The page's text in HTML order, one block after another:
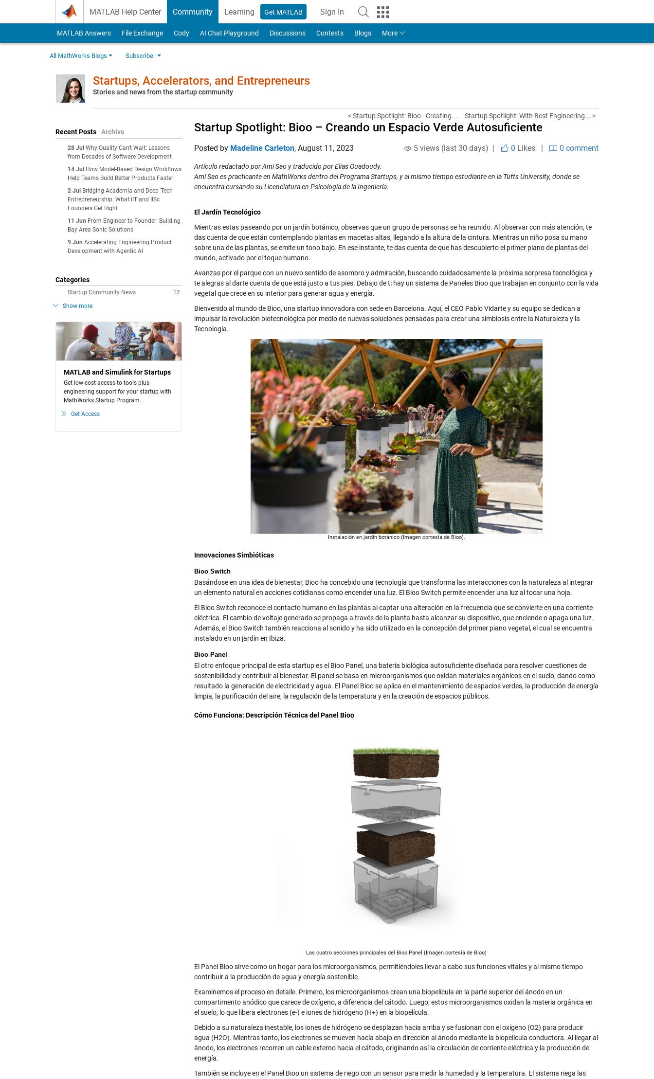
MATLAB Help Center Community Learning Get MATLAB Sign In
to Your MathWorks Account
MATLAB Answers File Exchange Cody AI Chat Playground Discussions Contests Blogs More
All MathWorks Blogs Subscribe
Startups, Accelerators, and Entrepreneurs
Stories and news from the startup community
Recent Posts Archive
28 Jul Why Quality Can't Wait: Lessons
from Decades of Software Development
14 Jul
How Model-Based Design Workflows
Help Teams Build Better Products Faster
2 Jul
Bridging Academia and Deep‑Tech
Entrepreneurship: What IIT and IISc
Founders Get Right
11 Jun From Engineer to Founder: Building
Bay Area Sonic Solutions
9 Jun Accelerating Engineering Product
Development with Agentic AI
Categories
12
Startup Community News
Show more
MATLAB and Simulink for Startups
Get low-cost access to tools plus
engineering support for your startup with
MathWorks Startup Program.
Get Access
< Startup Spotlight: Bioo - Creating... Startup Spotlight: With Best Engineering... >
Startup Spotlight: Bioo – Creando un Espacio Verde Autosuficiente
Posted by Madeline Carleton, August 11, 2023 5 views (last 30 days) | 0 Likes | 0 comment
Artículo redactado por Ami Sao y traducido por Elias Ouadoudy.
Ami Sao es practicante en MathWorks dentro del Programa Startups, y al mismo tiempo estudiante en la Tufts University, donde se
encuentra cursando su Licenciatura en Psicología de la Ingeniería.
El Jardín Tecnológico
Mientras estas paseando por un jardín botánico, observas que un grupo de personas se ha reunido. Al observar con más atención, te
das cuenta de que están contemplando plantas en macetas altas, llegando a la altura de la cintura. Mientras un niño posa su mano
sobre una de las plantas, se emite un tono bajo. En ese instante, te das cuenta de que has descubierto el primer piano de plantas del
mundo, activado por el toque humano.
Avanzas por el parque con un nuevo sentido de asombro y admiración, buscando cuidadosamente la próxima sorpresa tecnológica y
te alegras al darte cuenta de que está justo a tus pies. Debajo de ti hay un sistema de Paneles Bioo que trabajan en conjunto con la vida
vegetal que crece en su interior para generar agua y energía.
Bienvenido al mundo de Bioo, una startup innovadora con sede en Barcelona. Aquí, el CEO Pablo Vidarte y su equipo se dedican a
impulsar la revolución biotecnológica por medio de nuevas soluciones pensadas para crear una simbiosis entre la Naturaleza y la
Tecnología.
Instalación en jardín botánico (Imagen cortesía de Bioo).
Innovaciones Simbióticas
Bioo Switch
Basándose en una idea de bienestar, Bioo ha concebido una tecnología que transforma las interacciones con la naturaleza al integrar
un elemento natural en acciones cotidianas como encender una luz. El Bioo Switch permite encender una luz al tocar una hoja.
El Bioo Switch reconoce el contacto humano en las plantas al captar una alteración en la frecuencia que se convierte en una corriente
eléctrica. El cambio de voltaje generado se propaga a través de la planta hasta alcanzar su dispositivo, que enciende o apaga una luz.
Además, el Bioo Switch también reacciona al sonido y ha sido utilizado en la concepción del primer piano vegetal, el cual se encuentra
instalado en un jardín en Ibiza.
Bioo Panel
El otro enfoque principal de esta startup es el Bioo Panel, una batería biológica autosuficiente diseñada para resolver cuestiones de
sostenibilidad y contribuir al bienestar. El panel se basa en microorganismos que oxidan materiales orgánicos en el suelo, dando como
resultado la generación de electricidad y agua. El Panel Bioo se aplica en el mantenimiento de espacios verdes, la producción de energía
limpia, la purificación del aire, la regulación de la temperatura y en la creación de espacios públicos.
Cómo Funciona: Descripción Técnica del Panel Bioo
Las cuatro secciones principales del Bioo Panel (Imagen cortesía de Bioo)
El Panel Bioo sirve como un hogar para los microorganismos, permitiéndoles llevar a cabo sus funciones vitales y al mismo tiempo
contribuir a la producción de agua y energía sostenible.
Examinemos el proceso en detalle. Primero, los microorganismos crean una biopelícula en la parte superior del ánodo en un
compartimento anódico que carece de oxígeno, a diferencia del cátodo. Luego, estos microorganismos oxidan la materia orgánica en
el suelo, lo que libera electrones (e-) e iones de hidrógeno (H+) en la biopelícula.
Debido a su naturaleza inestable, los iones de hidrógeno se desplazan hacia arriba y se fusionan con el oxígeno (O2) para producir
agua (H2O). Mientras tanto, los electrones se mueven hacia abajo en dirección al ánodo mediante la biopelícula conductora. Al llegar al
ánodo, los electrones recorren un cable externo hacia el cátodo, originando así la circulación de corriente eléctrica y la producción de
energía.
También se incluye en el Panel Bioo un sistema de riego con un sensor para medir la humedad y la temperatura. El sistema riega las